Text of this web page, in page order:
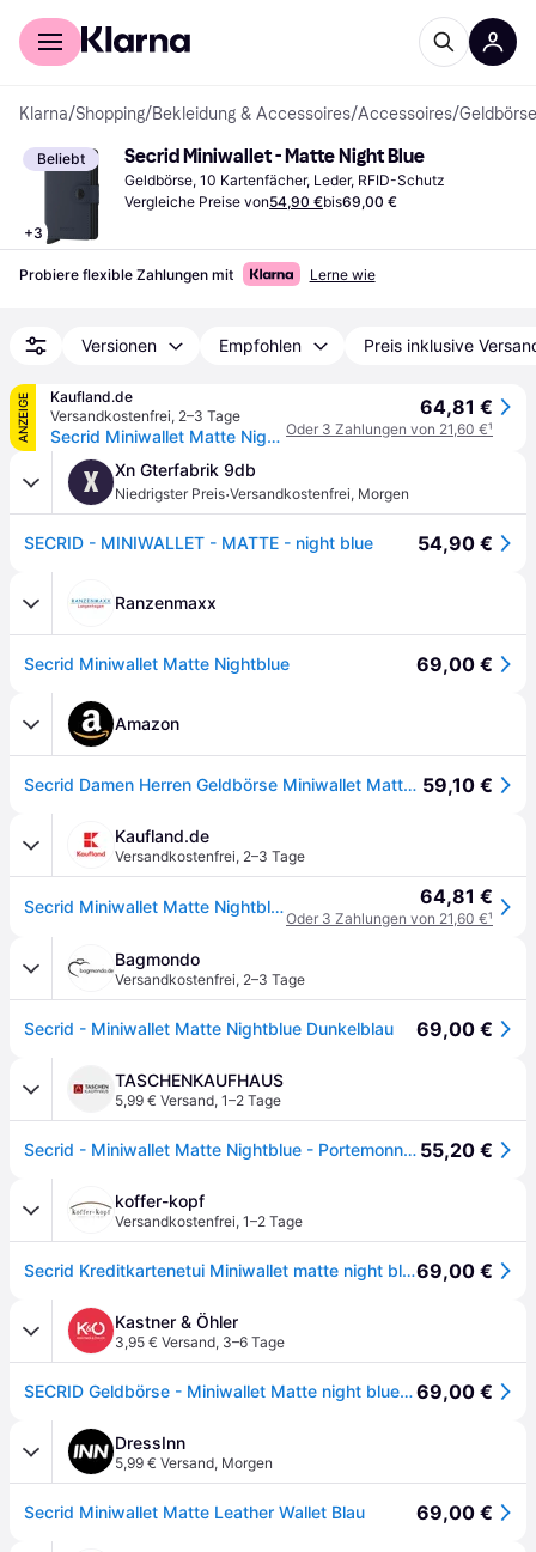
Für Shopper
Klarna/Shopping/Bekleidung & Accessoires/Accessoires/
Beliebt
+3
Secrid Miniwallet - Matte Night Blue
Geldbörse, 10 Kartenfächer, Leder, RFID-Schutz
Vergleiche Preise von54,90 €bis69,00 €
Probiere flexible Zahlungen mit Lerne wie
Versionen Empfohlen Preis inklusive
ANZEIGE
Kaufland.de
Versandkostenfrei, 2–3 Tage
Secrid Miniwallet Matte Nightblue
64,81 €
Oder 3 Zahlungen von 21,60 €¹
X Xn Gterfabrik 9db
Niedrigster Preis·Versandkostenfrei, Morgen
SECRID - MINIWALLET - MATTE - night blue 54,90 €
Ranzenmaxx
Secrid Miniwallet Matte Nightblue 69,00 €
Amazon
Secrid Damen Herren Geldbörse Miniwallet Matte One Size 59,10 €
Kaufland.de
Versandkostenfrei, 2–3 Tage
Secrid Miniwallet Matte Nightblue 64,81 €
Oder 3 Zahlungen von 21,60 €¹
Bagmondo
Versandkostenfrei, 2–3 Tage
Secrid - Miniwallet Matte Nightblue Dunkelblau 69,00 €
TASCHENKAUFHAUS
5,99 € Versand, 1–2 Tage
Secrid - Miniwallet Matte Nightblue - Portemonnaie , 0.1 l 55,20 €
koffer-kopf
Versandkostenfrei, 1–2 Tage
Secrid Kreditkartenetui Miniwallet matte night blue69,00 €
Kastner & Öhler
3,95 € Versand, 3–6 Tage
SECRID Geldbörse - Miniwallet Matte night blue dunkelblau69,00 €
DressInn
5,99 € Versand, Morgen
Secrid Miniwallet Matte Leather Wallet Blau 69,00 €